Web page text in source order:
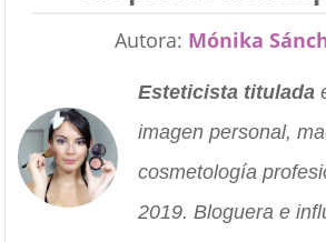
Autora: Mónika
Esteticista titulada
imagen personal,
cosmetología
2019. Bloguera e